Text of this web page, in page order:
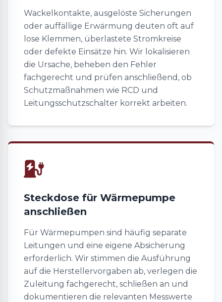
Wackelkontakte, ausgelöste Sicherungen
oder auffällige Erwärmung deuten oft auf
lose Klemmen, überlastete Stromkreise
oder defekte Einsätze hin. Wir lokalisieren
die Ursache, beheben den Fehler
fachgerecht und prüfen anschließend, ob
Schutzmaßnahmen wie RCD und
Leitungsschutzschalter korrekt arbeiten.
Steckdose für Wärmepumpe
anschließen
Für Wärmepumpen sind häufig separate
Leitungen und eine eigene Absicherung
erforderlich. Wir stimmen die Ausführung
auf die Herstellervorgaben ab, verlegen die
Zuleitung fachgerecht, schließen an und
dokumentieren die relevanten Messwerte